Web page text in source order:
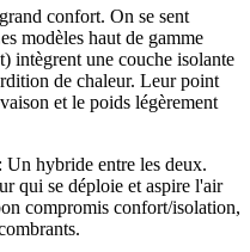
confort. On se sent
modèles haut de gamme
intègrent une couche isolante
de chaleur. Leur point
et le poids légèrement
: Un hybride entre les deux.
qui se déploie et aspire l'air
compromis confort/isolation,